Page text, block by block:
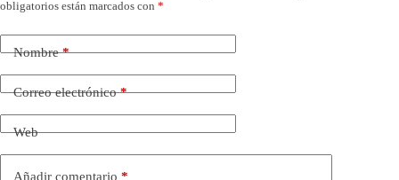
obligatorios están marcados con *
Nombre*
Correo electrónico*
Web
Añadir comentario *